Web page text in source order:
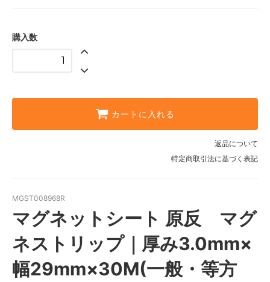
購入数
カートに入れる
返品について
特定商取引法に基づく表記
MGST008968R
マグネットシート 原反 マグ
ネストリップ｜厚み3.0mm×
幅29mm×30M(一般・等方